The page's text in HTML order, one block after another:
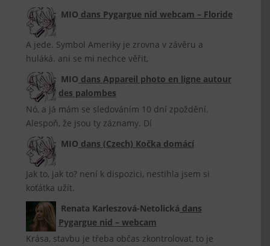
MIO dans Pygargue nid webcam – Floride
A jede. Symbol Ameriky je zrovna v závěru a
huláká. ani se mi nechce věřit,
MIO dans Appareil photo en ligne autour
des palombes
Nó, a já mám se sledováním 10 dní zpoždění.
Alespoň, že jsou ty záznamy. Dí
MIO dans (Czech) Kočka domácí
Jak to, jak to? není k dispozici, nestihla jsem si
koťátka užít.
Renata Karleszová-Netolická dans
Pygargue nid – webcam
Krása, stavbu je třeba občas zkontrolovat, to je